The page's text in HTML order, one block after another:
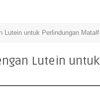
Lutein untuk Perlindungan Mata#
Lutein untuk